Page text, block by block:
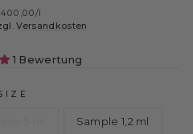
/l
Versandkosten
1 Bewertung
Sample 1,2 ml